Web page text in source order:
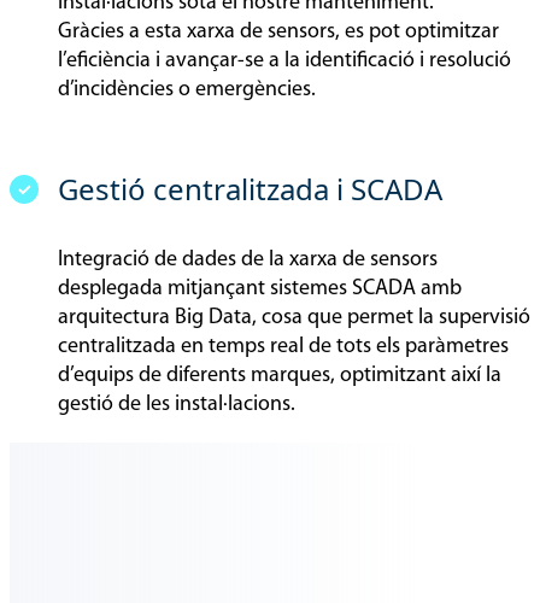
Gràcies a esta xarxa de sensors, es pot optimitzar
l’eficiència i avançar-se a la identificació i resolució
d’incidències o emergències.
Gestió centralitzada i SCADA
Integració de dades de la xarxa de sensors
desplegada mitjançant sistemes SCADA amb
arquitectura Big Data, cosa que permet la supervisió
centralitzada en temps real de tots els paràmetres
d’equips de diferents marques, optimitzant així la
gestió de les instal·lacions.